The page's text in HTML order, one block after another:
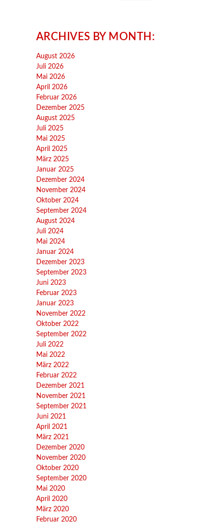
ARCHIVES BY MONTH:
August 2026
Juli 2026
Mai 2026
April 2026
Februar 2026
Dezember 2025
August 2025
Juli 2025
Mai 2025
April 2025
März 2025
Januar 2025
Dezember 2024
November 2024
Oktober 2024
September 2024
August 2024
Juli 2024
Mai 2024
Januar 2024
Dezember 2023
September 2023
Juni 2023
Februar 2023
Januar 2023
November 2022
Oktober 2022
September 2022
Juli 2022
Mai 2022
März 2022
Februar 2022
Dezember 2021
November 2021
September 2021
Juni 2021
April 2021
März 2021
Dezember 2020
November 2020
Oktober 2020
September 2020
Mai 2020
April 2020
März 2020
Februar 2020